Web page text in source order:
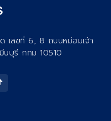
เลขที่ 6, 8 ถนนหม่อมเจ้า
นบุรี กทม 10510